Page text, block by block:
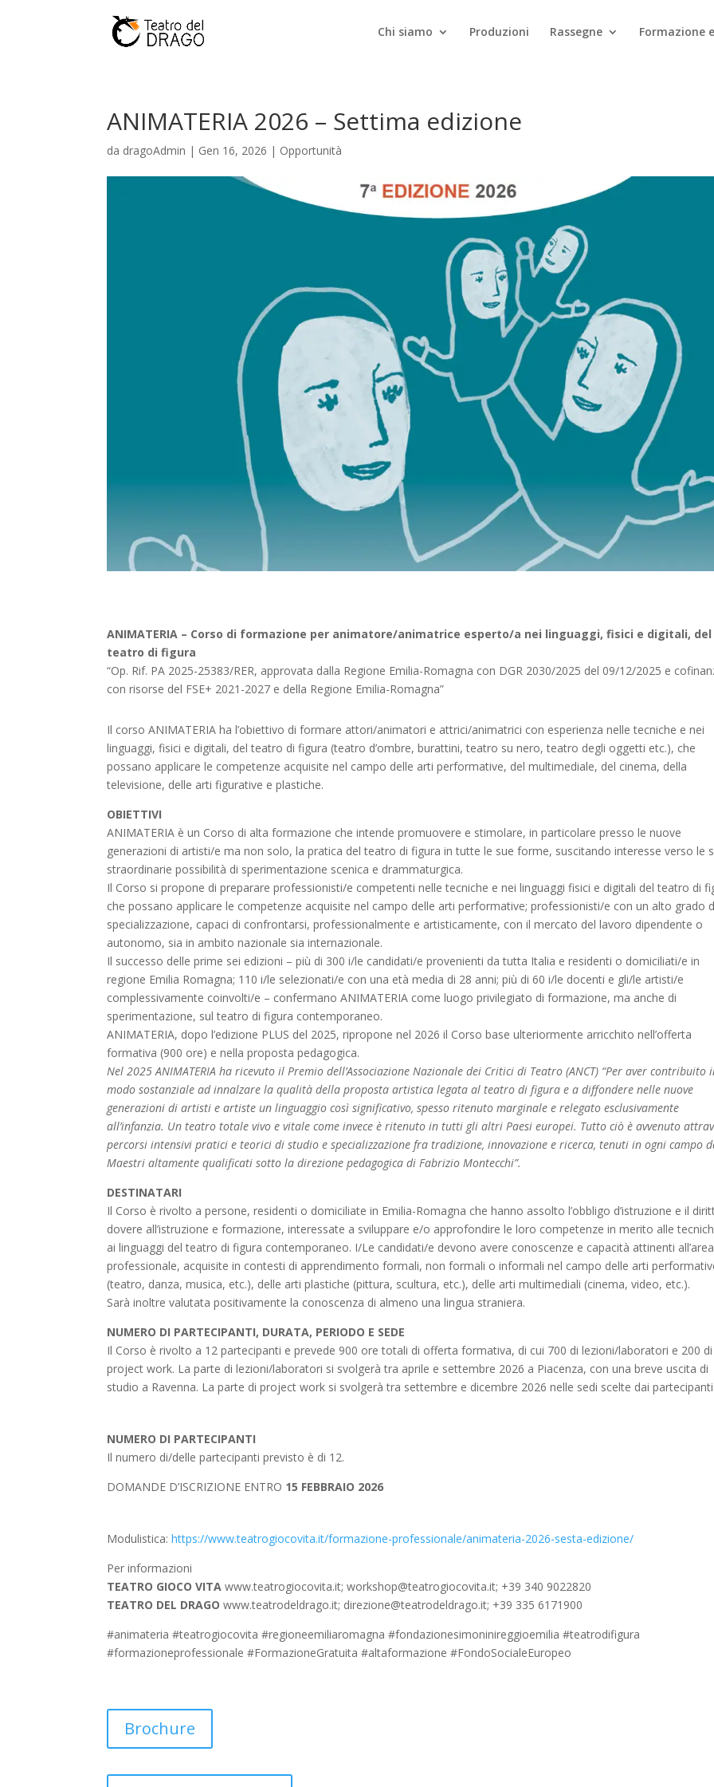
Chi siamo Produzioni Rassegne Formazione
ANIMATERIA 2026 – Settima edizione
da dragoAdmin | Gen 16, 2026 | Opportunità
ANIMATERIA – Corso di formazione per animatore/animatrice esperto/a nei linguaggi, fisici e digitali, del
teatro di figura
“Op. Rif. PA 2025-25383/RER, approvata dalla Regione Emilia-Romagna con DGR 2030/2025 del 09/12/2025 e
con risorse del FSE+ 2021-2027 e della Regione Emilia-Romagna”
Il corso ANIMATERIA ha l’obiettivo di formare attori/animatori e attrici/animatrici con esperienza nelle tecniche e nei
linguaggi, fisici e digitali, del teatro di figura (teatro d’ombre, burattini, teatro su nero, teatro degli oggetti etc.), che
possano applicare le competenze acquisite nel campo delle arti performative, del multimediale, del cinema, della
televisione, delle arti figurative e plastiche.
OBIETTIVI
ANIMATERIA è un Corso di alta formazione che intende promuovere e stimolare, in particolare presso le nuove
generazioni di artisti/e ma non solo, la pratica del teatro di figura in tutte le sue forme, suscitando interesse verso le
straordinarie possibilità di sperimentazione scenica e drammaturgica.
Il Corso si propone di preparare professionisti/e competenti nelle tecniche e nei linguaggi fisici e digitali del teatro di
che possano applicare le competenze acquisite nel campo delle arti performative; professionisti/e con un alto grado
specializzazione, capaci di confrontarsi, professionalmente e artisticamente, con il mercato del lavoro dipendente o
autonomo, sia in ambito nazionale sia internazionale.
Il successo delle prime sei edizioni – più di 300 i/le candidati/e provenienti da tutta Italia e residenti o domiciliati/e in
regione Emilia Romagna; 110 i/le selezionati/e con una età media di 28 anni; più di 60 i/le docenti e gli/le artisti/e
complessivamente coinvolti/e – confermano ANIMATERIA come luogo privilegiato di formazione, ma anche di
sperimentazione, sul teatro di figura contemporaneo.
ANIMATERIA, dopo l’edizione PLUS del 2025, ripropone nel 2026 il Corso base ulteriormente arricchito nell’offerta
formativa (900 ore) e nella proposta pedagogica.
Nel 2025 ANIMATERIA ha ricevuto il Premio dell’Associazione Nazionale dei Critici di Teatro (ANCT) “Per aver contribuito
modo sostanziale ad innalzare la qualità della proposta artistica legata al teatro di figura e a diffondere nelle nuove
generazioni di artisti e artiste un linguaggio così significativo, spesso ritenuto marginale e relegato esclusivamente
all’infanzia. Un teatro totale vivo e vitale come invece è ritenuto in tutti gli altri Paesi europei. Tutto ciò è avvenuto
percorsi intensivi pratici e teorici di studio e specializzazione fra tradizione, innovazione e ricerca, tenuti in ogni campo
Maestri altamente qualificati sotto la direzione pedagogica di Fabrizio Montecchi”.
DESTINATARI
Il Corso è rivolto a persone, residenti o domiciliate in Emilia-Romagna che hanno assolto l’obbligo d’istruzione e il
dovere all’istruzione e formazione, interessate a sviluppare e/o approfondire le loro competenze in merito alle
ai linguaggi del teatro di figura contemporaneo. I/Le candidati/e devono avere conoscenze e capacità attinenti all’area
professionale, acquisite in contesti di apprendimento formali, non formali o informali nel campo delle arti
(teatro, danza, musica, etc.), delle arti plastiche (pittura, scultura, etc.), delle arti multimediali (cinema, video, etc.).
Sarà inoltre valutata positivamente la conoscenza di almeno una lingua straniera.
NUMERO DI PARTECIPANTI, DURATA, PERIODO E SEDE
Il Corso è rivolto a 12 partecipanti e prevede 900 ore totali di offerta formativa, di cui 700 di lezioni/laboratori e 200 di
project work. La parte di lezioni/laboratori si svolgerà tra aprile e settembre 2026 a Piacenza, con una breve uscita di
studio a Ravenna. La parte di project work si svolgerà tra settembre e dicembre 2026 nelle sedi scelte dai partecipanti.
NUMERO DI PARTECIPANTI
Il numero di/delle partecipanti previsto è di 12.
DOMANDE D’ISCRIZIONE ENTRO 15 FEBBRAIO 2026
Modulistica:https://www.teatrogiocovita.it/formazione-professionale/animateria-2026-sesta-edizione/
Per informazioni
TEATRO GIOCO VITAwww.teatrogiocovita.it; workshop@teatrogiocovita.it; +39 340 9022820
TEATRO DEL DRAGOwww.teatrodeldrago.it; direzione@teatrodeldrago.it; +39 335 6171900
#animateria #teatrogiocovita #regioneemiliaromagna #fondazionesimoninireggioemilia #teatrodifigura
#formazioneprofessionale #FormazioneGratuita #altaformazione #FondoSocialeEuropeo
Brochure